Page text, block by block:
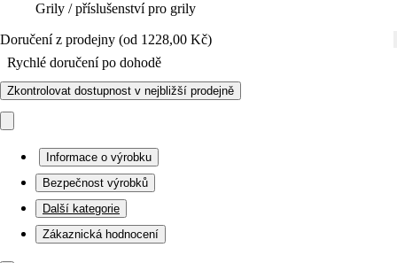
Grily / příslušenství pro grily
Doručení z prodejny (od 1228,00 Kč)
Rychlé doručení po dohodě
Zkontrolovat dostupnost v nejbližší prodejně
Informace o výrobku
Bezpečnost výrobků
Další kategorie
Zákaznická hodnocení